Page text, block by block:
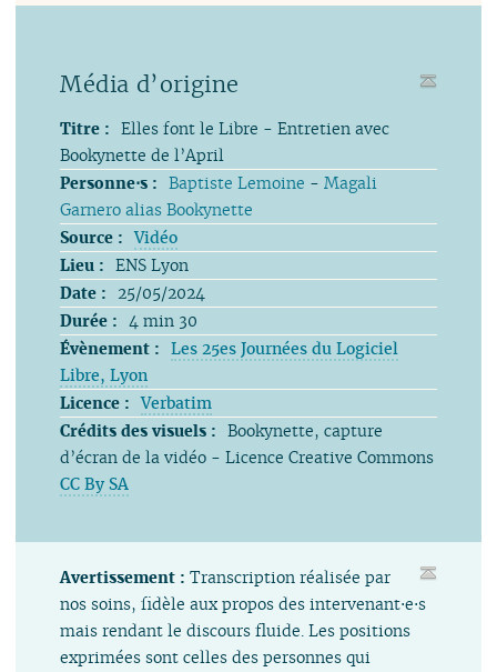
Média d’origine
Titre : Elles font le Libre - Entretien avec
Bookynette de l’April
Personne⋅s : Baptiste Lemoine - Magali
Garnero alias Bookynette
Source : Vidéo
Lieu : ENS Lyon
Date :
25/05/2024
Durée :
4 min 30
Évènement : Les 25es Journées du Logiciel
Libre, Lyon
Licence : Verbatim
Crédits des visuels : Bookynette, capture
d’écran de la vidéo - Licence Creative Commons
CC By SA
Avertissement :Transcription réalisée par
nos soins, fidèle aux propos des intervenant⋅e⋅s
mais rendant le discours fluide. Les positions
exprimées sont celles des personnes qui